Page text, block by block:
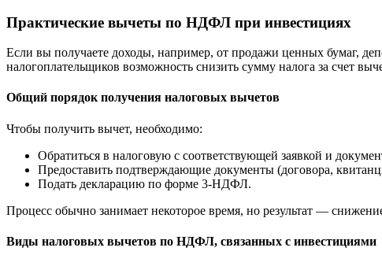
Практические вычеты по НДФЛ при инвестициях
Если вы получаете доходы, например, от продажи ценных бумаг,
налогоплательщиков возможность снизить сумму налога за счет
Общий порядок получения налоговых вычетов
Чтобы получить вычет, необходимо:
Обратиться в налоговую с соответствующей заявкой и
Предоставить подтверждающие документы (договора,
Подать декларацию по форме 3-НДФЛ.
Процесс обычно занимает некоторое время, но результат —
Виды налоговых вычетов по НДФЛ, связанных с инвестициями